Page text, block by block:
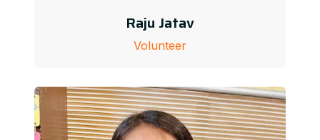
Raju Jatav
Volunteer